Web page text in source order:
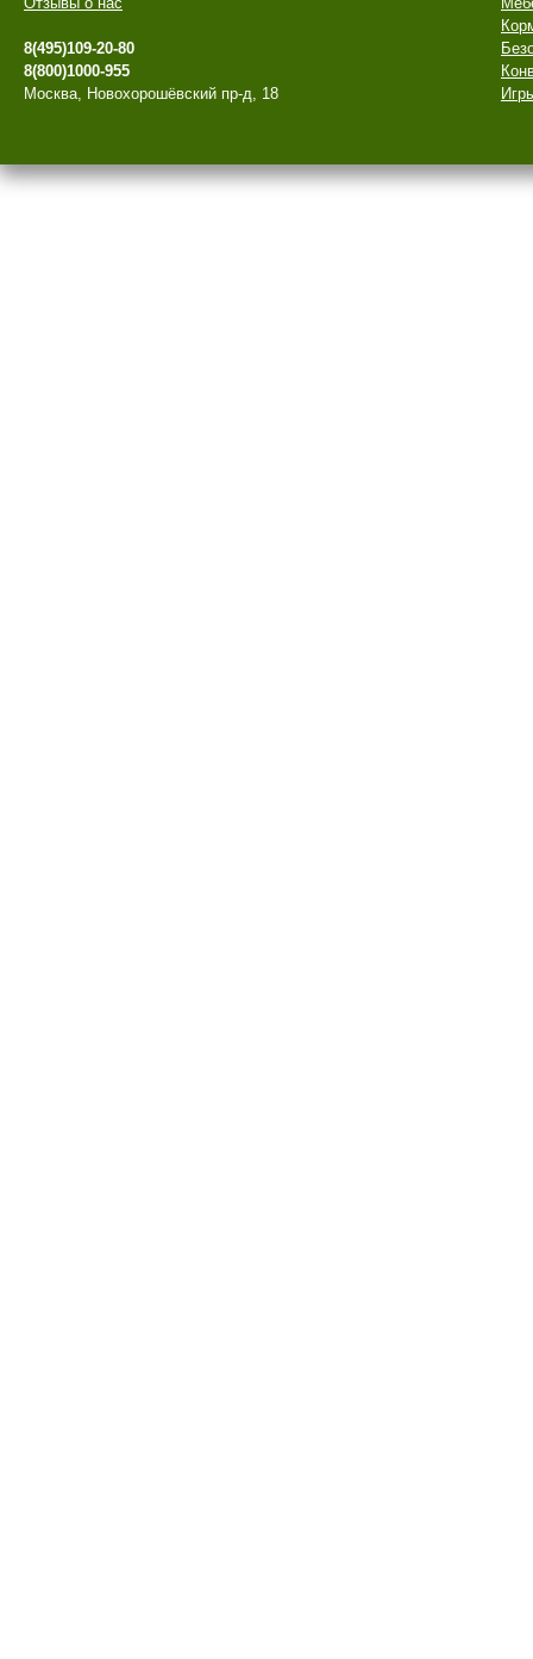
8(495)109-20-80
8(800)1000-955
Москва, Новохорошёвский пр-д, 18